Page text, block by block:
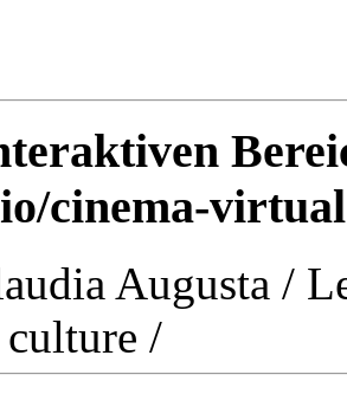
cinema-
Augusta /
culture /